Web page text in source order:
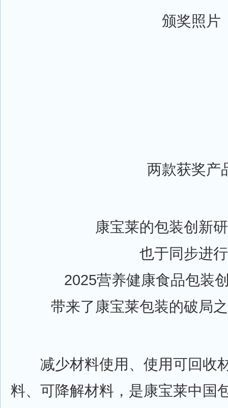
颁奖照片
两款获奖产
康宝莱的包装创新研
也于同步进
2025营养健康食品包装创
带来了康宝莱包装的破局之
减少材料使用、使用可回收
料、可降解材料，是康宝莱中国